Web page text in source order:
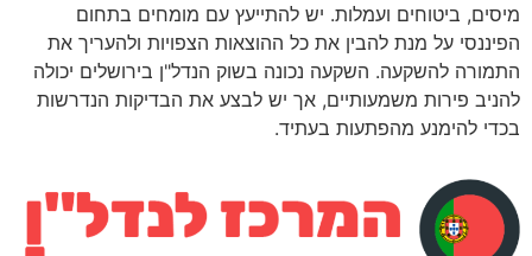
מיסים, ביטוחים ועמלות. יש להתייעץ עם מומחים בתחום
הפיננסי על מנת להבין את כל ההוצאות הצפויות ולהעריך את
התמורה להשקעה. השקעה נכונה בשוק הנדל"ן בירושלים יכולה
להניב פירות משמעותיים, אך יש לבצע את הבדיקות הנדרשות
בכדי להימנע מהפתעות בעתיד.